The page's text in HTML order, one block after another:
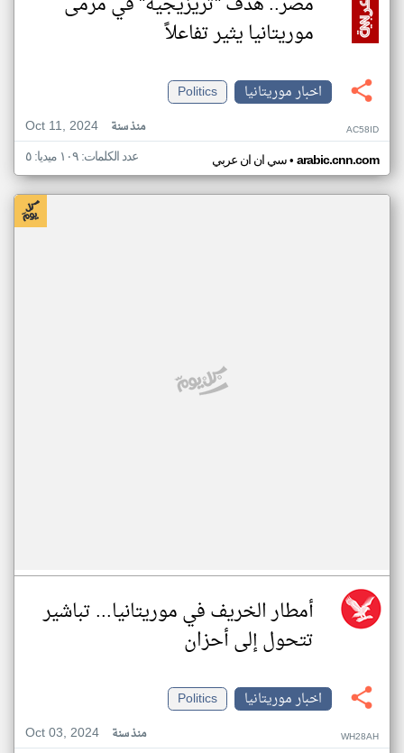
موريتانيا يثير تفاعلاً
اخبار موريتانيا
Politics
Oct 11, 2024
منذ سنة AC58ID
سي ان ان عربي• arabic.cnn.com عدد الكلمات: ١٠٩ ميديا: ٥
أمطار الخريف في موريتانيا... تباشير
تتحول إلى أحزان
اخبار موريتانيا
Politics
Oct 03, 2024
منذ سنة WH28AH